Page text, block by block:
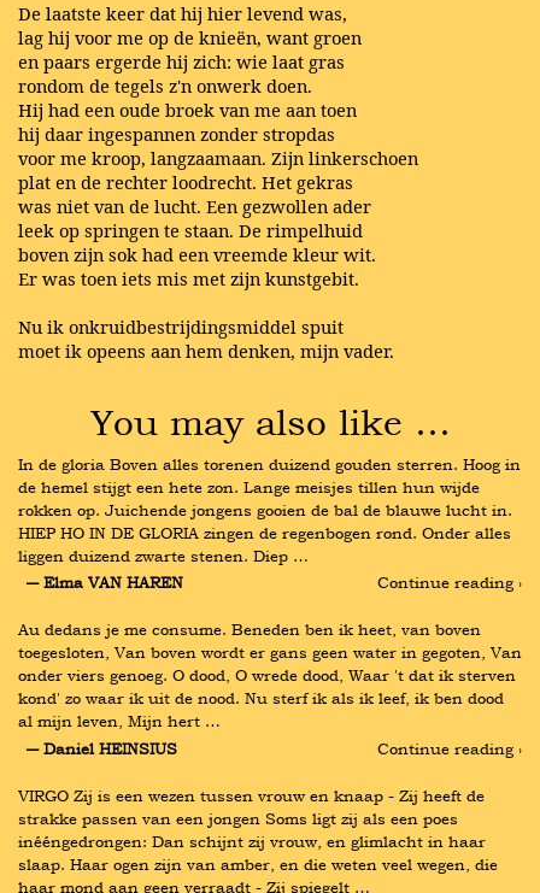
De laatste keer dat hij hier levend was,
lag hij voor me op de knieën, want groen
en paars ergerde hij zich: wie laat gras
rondom de tegels z'n onwerk doen.
Hij had een oude broek van me aan toen
hij daar ingespannen zonder stropdas
voor me kroop, langzaamaan. Zijn linkerschoen
plat en de rechter loodrecht. Het gekras
was niet van de lucht. Een gezwollen ader
leek op springen te staan. De rimpelhuid
boven zijn sok had een vreemde kleur wit.
Er was toen iets mis met zijn kunstgebit.
Nu ik onkruidbestrijdingsmiddel spuit
moet ik opeens aan hem denken, mijn vader.
You may also like …
In de gloria Boven alles torenen duizend gouden sterren. Hoog in
de hemel stijgt een hete zon. Lange meisjes tillen hun wijde
rokken op. Juichende jongens gooien de bal de blauwe lucht in.
HIEP HO IN DE GLORIA zingen de regenbogen rond. Onder alles
liggen duizend zwarte stenen. Diep …
― Elma VAN HAREN
Continue reading ›
Au dedans je me consume. Beneden ben ik heet, van boven
toegesloten, Van boven wordt er gans geen water in gegoten, Van
onder viers genoeg. O dood, O wrede dood, Waar 't dat ik sterven
kond' zo waar ik uit de nood. Nu sterf ik als ik leef, ik ben dood
al mijn leven, Mijn hert …
― Daniel HEINSIUS
Continue reading ›
VIRGO Zij is een wezen tussen vrouw en knaap - Zij heeft de
strakke passen van een jongen Soms ligt zij als een poes
inééngedrongen: Dan schijnt zij vrouw, en glimlacht in haar
slaap. Haar ogen zijn van amber, en die weten veel wegen, die
haar mond aan geen verraadt - Zij spiegelt …